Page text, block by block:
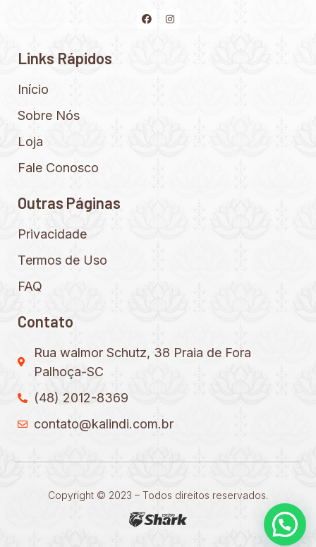
Links Rápidos
Início
Sobre Nós
Loja
Fale Conosco
Outras Páginas
Privacidade
Termos de Uso
FAQ
Contato
Rua walmor Schutz, 38 Praia de Fora
Palhoça-SC
(48) 2012-8369
contato@kalindi.com.br
Copyright © 2023 – Todos direitos reservados.
Precisa de ajuda?